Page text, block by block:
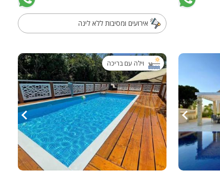
אירועים ומסיבות ללא לינה
וילה עם בריכה